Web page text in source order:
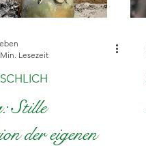
Lesezeit
Stille
der eigenen